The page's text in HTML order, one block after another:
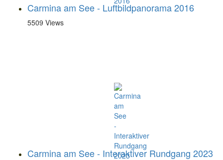
Carmina am See - Luftbildpanorama 2016
5509 Views
Carmina am See - Interaktiver Rundgang 2023